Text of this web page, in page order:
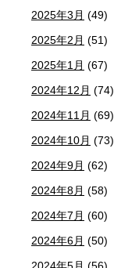
2025年3月 (49)
2025年2月 (51)
2025年1月 (67)
2024年12月 (74)
2024年11月 (69)
2024年10月 (73)
2024年9月 (62)
2024年8月 (58)
2024年7月 (60)
2024年6月 (50)
2024年5月 (56)